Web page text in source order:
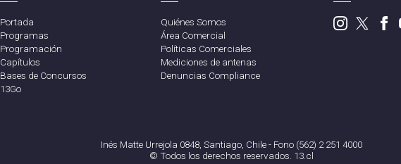
Portada
Programas
Programación
Capítulos
Bases de Concursos
13Go
Quiénes Somos
Área Comercial
Políticas Comerciales
Mediciones de antenas
Denuncias Compliance
Inés Matte Urrejola 0848, Santiago, Chile - Fono (562) 2 251 4000
© Todos los derechos reservados. 13.cl